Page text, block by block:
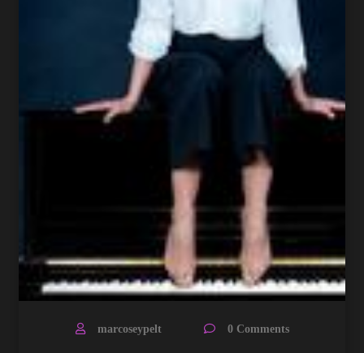
marcoseypelt 0 Comments